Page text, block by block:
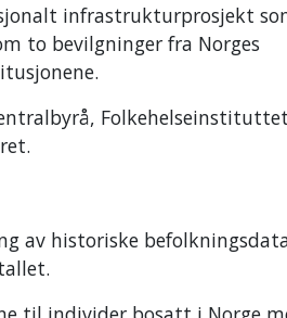
infrastrukturprosjekt
to bevilgninger fra Norges
, Folkehelseinstituttet
av historiske